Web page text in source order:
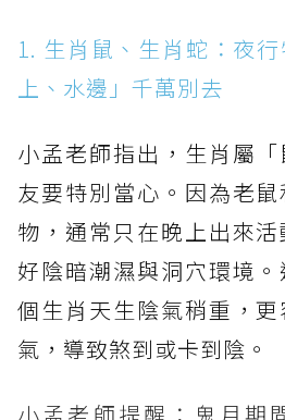
1. 生肖鼠、生肖蛇：夜
上、水邊」千萬別去
小孟老師指出，生肖屬
友要特別當心。因為老
物，通常只在晚上出來
好陰暗潮濕與洞穴環境
個生肖天生陰氣稍重，
氣，導致煞到或卡到陰。